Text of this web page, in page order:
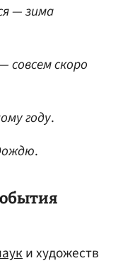
— зима
совсем скоро
году.
.
и художеств